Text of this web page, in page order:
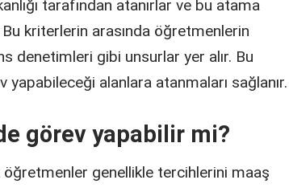
tarafından atanırlar ve bu atama
kriterlerin arasında öğretmenlerin
denetimleri gibi unsurlar yer alır. Bu
alanlara atanmaları sağlanır.
görev yapabilir mi?
öğretmenler genellikle tercihlerini maaş